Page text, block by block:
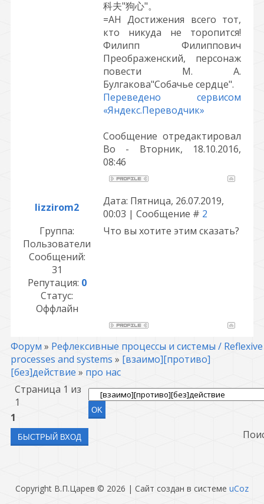
科夫"狗心"。
=АН Достижения всего тот,
кто никуда не торопится!
Филипп Филиппович
Преображенский, персонаж
повести М. А.
Булгакова"Собачье сердце".
Переведено сервисом
«Яндекс.Переводчик»
Сообщение отредактировал
Bo - Вторник, 18.10.2016,
08:46
lizzirom2
Дата: Пятница, 26.07.2019,
00:03 | Сообщение # 2
Группа:
Пользователи
Сообщений:
31
Репутация: 0
Статус:
Оффлайн
Что вы хотите этим сказать?
Форум » Рефлексивные процессы и системы / Reflexive
processes and systems » [взаимо][противо]
[без]действие » про нас
Страница 1 из
1
1
Copyright В.П.Царев © 2026 | Сайт создан в системе uCoz